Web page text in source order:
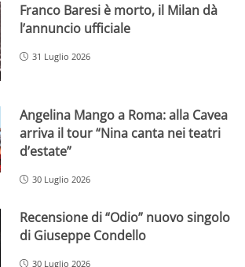
Franco Baresi è morto, il Milan dà
l’annuncio ufficiale
31 Luglio 2026
Angelina Mango a Roma: alla Cavea
arriva il tour “Nina canta nei teatri
d’estate”
30 Luglio 2026
Recensione di “Odio” nuovo singolo
di Giuseppe Condello
30 Luglio 2026